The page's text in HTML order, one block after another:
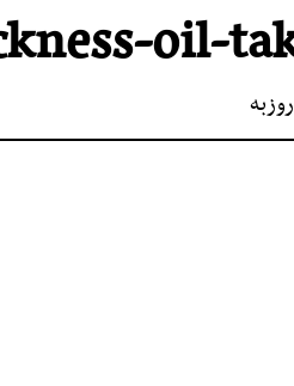
oil-
روزبه